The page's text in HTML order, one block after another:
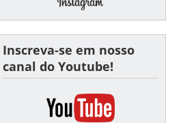
Inscreva-se em nosso
canal do Youtube!